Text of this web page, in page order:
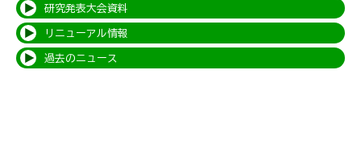
研究発表大会資料
リニューアル情報
過去のニュース